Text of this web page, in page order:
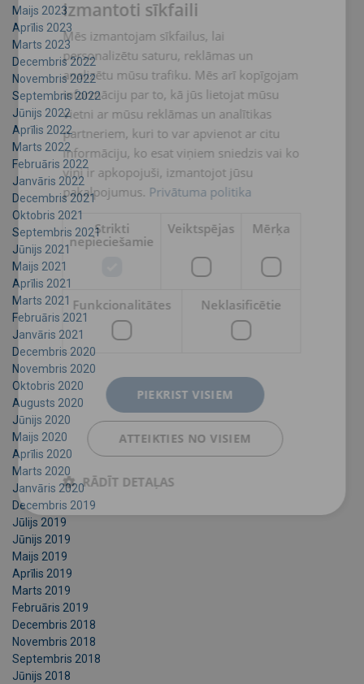
Maijs 2023
Aprīlis 2023
Marts 2023
Decembris 2022
Novembris 2022
Septembris 2022
Jūnijs 2022
Aprīlis 2022
Marts 2022
Februāris 2022
Janvāris 2022
Decembris 2021
Oktobris 2021
Septembris 2021
Jūnijs 2021
Maijs 2021
Aprīlis 2021
Marts 2021
Februāris 2021
Janvāris 2021
Decembris 2020
Novembris 2020
Oktobris 2020
Augusts 2020
Jūnijs 2020
Maijs 2020
Aprīlis 2020
Marts 2020
Janvāris 2020
Decembris 2019
Jūlijs 2019
Jūnijs 2019
Maijs 2019
Aprīlis 2019
Marts 2019
Februāris 2019
Decembris 2018
Novembris 2018
Septembris 2018
Jūnijs 2018
ENGLISH TRANSLATION
izmantoti sīkfaili
Mēs izmantojam sīkfailus, lai
personalizētu saturu, reklāmas un
analizētu mūsu trafiku. Mēs arī kopīgojam
informāciju par to, kā jūs lietojat mūsu
vietni ar mūsu reklāmas un analītikas
partneriem, kuri to var apvienot ar citu
informāciju, ko esat viņiem sniedzis vai ko
viņi ir apkopojuši, izmantojot jūsu
pakalpojumus. Privātuma politika
Strikti
nepieciešamie
Veiktspējas Mērķa
Funkcionalitātes Neklasificētie
PIEKRIST VISIEM
ATTEIKTIES NO VISIEM
RĀDĪT DETAĻAS